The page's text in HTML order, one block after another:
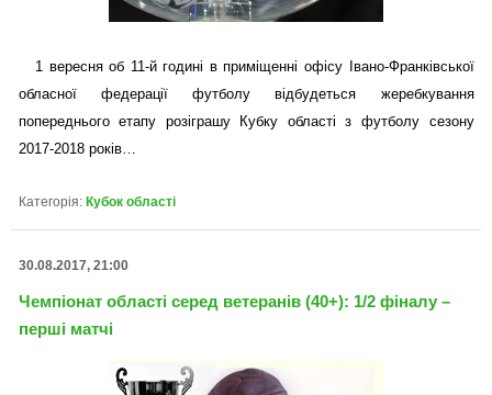
1 вересня об 11-й годині в приміщенні офісу Івано-Франківської
обласної федерації футболу відбудеться жеребкування
попереднього етапу розіграшу Кубку області з футболу сезону
2017-2018 років…
Категорія: Кубок області
30.08.2017, 21:00
Чемпіонат області серед ветеранів (40+): 1/2 фіналу –
перші матчі